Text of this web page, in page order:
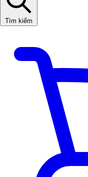
Tìm kiếm